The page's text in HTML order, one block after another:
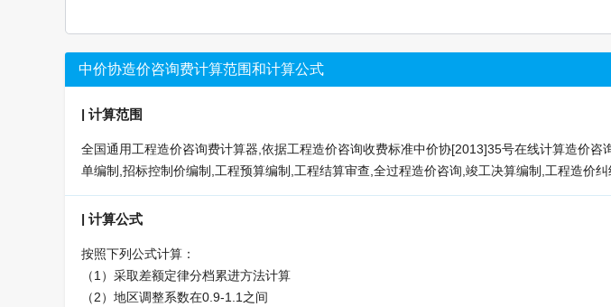
中价协造价咨询费计算范围和计算公式
| 计算范围
全国通用工程造价咨询费计算器,依据工程造价咨询收费标准中价协[2013]35号在线计算造价咨
单编制,招标控制价编制,工程预算编制,工程结算审查,全过程造价咨询,竣工决算编制,工程造价纠
| 计算公式
按照下列公式计算：
（1）采取差额定律分档累进方法计算
（2）地区调整系数在0.9-1.1之间